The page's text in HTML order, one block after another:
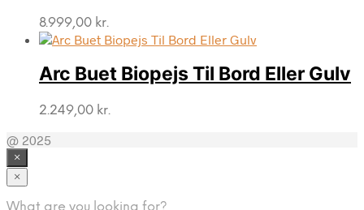
8.999,00 kr.
Arc Buet Biopejs Til Bord Eller Gulv
2.249,00 kr.
@ 2025
×
×
What are you looking for?